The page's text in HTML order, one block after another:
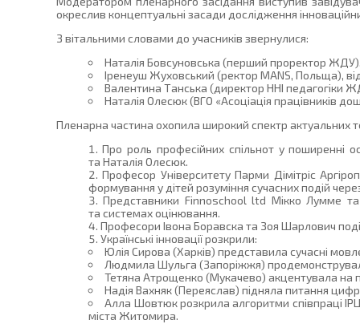
окреслив концептуальні засади дослідження
З вітальними словами до учасників звернулися:
Наталія Бовсуновська (перший проректор ЖДУ),
Іренеуш Жуховський (ректор MANS, Польща),
Валентина Танська (директор ННІ педагогіки
Наталія Олесюк (ВГО «Асоціація працівників
Пленарна частина охопила широкий спектр актуальних
Про роль професійних спільнот у поширенні
та Наталія Олесюк.
Професор Університету Парми Дімітріс
формування у дітей розуміння сучасних подій
Представники Finnoschool ltd Мікко Лумме та
та системах оцінювання.
Професори Івона Боравска та Зоя Шарлович
Українські інновації розкрили:
Юлія Сирова (Харків) представила сучасні
Людмила Шульга (Запоріжжя)
Тетяна Атрощенко (Мукачево) акцентувала на
Надія Вахняк (Переяслав) підняла питання
Алла Шовтюк розкрила алгоритми співпраці
міста Житомира.